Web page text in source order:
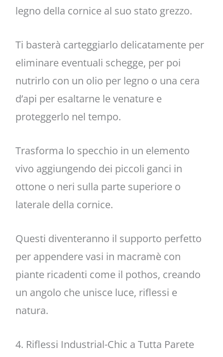
legno della cornice al suo stato grezzo.
Ti basterà carteggiarlo delicatamente per
eliminare eventuali schegge, per poi
nutrirlo con un olio per legno o una cera
d’api per esaltarne le venature e
proteggerlo nel tempo.
Trasforma lo specchio in un elemento
vivo aggiungendo dei piccoli ganci in
ottone o neri sulla parte superiore o
laterale della cornice.
Questi diventeranno il supporto perfetto
per appendere vasi in macramè con
piante ricadenti come il pothos, creando
un angolo che unisce luce, riflessi e
natura.
4. Riflessi Industrial-Chic a Tutta Parete